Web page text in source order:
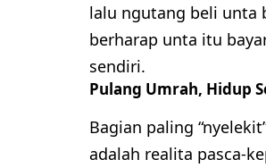
lalu ngutang beli unta
berharap unta itu
sendiri.
​Pulang Umrah, Hidup
​Bagian paling
adalah realita pasca-